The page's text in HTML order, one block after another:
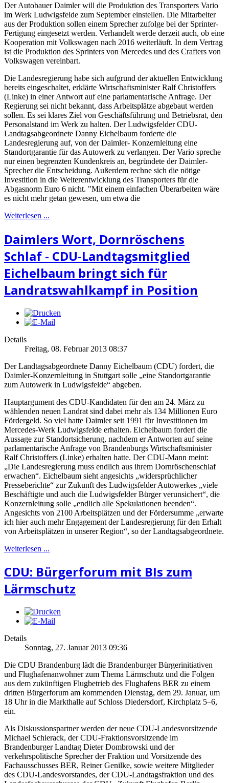
Der Autobauer Daimler will die Produktion des Transporters Vario
im Werk Ludwigsfelde zum September einstellen. Die Mitarbeiter
aus der Produktion sollen einem Sprecher zufolge bei der Sprinter-
Fertigung eingesetzt werden. Verhandelt werde derzeit auch, ob eine
Kooperation mit Volkswagen nach 2016 weiterläuft. In dem Vertrag
ist die Produktion des Sprinters von Mercedes und des Crafters von
Volkswagen vereinbart.
Die Landesregierung habe sich aufgrund der aktuellen Entwicklung
bereits eingeschaltet, erklärte Wirtschaftsminister Ralf Christoffers
(Linke) in einer Antwort auf eine parlamentarische Anfrage. Der
Regierung sei nicht bekannt, dass Arbeitsplätze abgebaut werden
sollen. Es sei klares Ziel von Geschäftsführung und Betriebsrat, den
Personalstand im Werk zu halten. Der Ludwigsfelder CDU-
Landtagsabgeordnete Danny Eichelbaum forderte die
Landesregierung auf, von der Daimler- Konzernleitung eine
Standortgarantie für das Autowerk zu verlangen. Der Vario spreche
nur einen begrenzten Kundenkreis an, begründete der Daimler-
Sprecher die Entscheidung. Außerdem rechne sich die nötige
Investition in die Weiterentwicklung des Transporters für die
Abgasnorm Euro 6 nicht. "Mit einem einfachen Überarbeiten wäre
es nicht mehr getan gewesen, um etwa die
Weiterlesen ...
Daimlers Wort, Dornröschens
Schlaf - CDU-Landtagsmitglied
Eichelbaum bringt sich für
Landratswahlkampf in Position
Details
Freitag, 08. Februar 2013 08:37
Der Landtagsabgeordnete Danny Eichelbaum (CDU) fordert, die
Daimler-Konzernleitung in Stuttgart solle „eine Standortgarantie
zum Autowerk in Ludwigsfelde“ abgeben.
Hauptargument des CDU-Kandidaten für den am 24. März zu
wählenden neuen Landrat sind dabei mehr als 134 Millionen Euro
Fördergeld. So viel hatte Daimler seit 1991 für Investitionen im
Mercedes-Werk Ludwigsfelde erhalten. Eichelbaum fordert die
Aussage zur Standortsicherung, nachdem er Antworten auf seine
parlamentarische Anfrage von Brandenburgs Wirtschaftsminister
Ralf Christoffers (Linke) erhalten hatte. Der CDU-Mann meint:
„Die Landesregierung muss endlich aus ihrem Dornröschenschlaf
erwachen“. Eichelbaum sieht angesichts „widersprüchlicher
Presseberichte“ zur Zukunft des Ludwigsfelder Autowerkes „viele
Beschäftigte und auch die Ludwigsfelder Bürger verunsichert“, die
Konzernleitung solle „endlich alle Spekulationen beenden“.
Angesichts von 2100 Arbeitsplätzen und der Fördersumme „erwarte
ich hier auch mehr Engagement der Landesregierung für den Erhalt
von Arbeitsplätzen in unserer Region“, so der Landtagsabgeordnete.
Weiterlesen ...
CDU: Bürgerforum mit BIs zum
Lärmschutz
Details
Sonntag, 27. Januar 2013 09:36
Die CDU Brandenburg lädt die Brandenburger Bürgerinitiativen
und Flughafenanwohner zum Thema Lärmschutz und die Folgen
aus dem zukünftigen Flugbetrieb des Flughafens BER zu einem
dritten Bürgerforum am kommenden Dienstag, dem 29. Januar, um
18 Uhr in die Markthalle auf Schloss Diedersdorf, Kirchplatz 5–6,
ein.
Als Diskussionspartner werden der neue CDU-Landesvorsitzende
Michael Schierack, der CDU-Fraktionsvorsitzende im
Brandenburger Landtag Dieter Dombrowski und der
verkehrspolitische Sprecher der Fraktion und Vorsitzende des
Fachausschusses BER, Reiner Genilke, sowie weitere Mitglieder
des CDU-Landesvorstandes, der CDU-Landtagsfraktion und des